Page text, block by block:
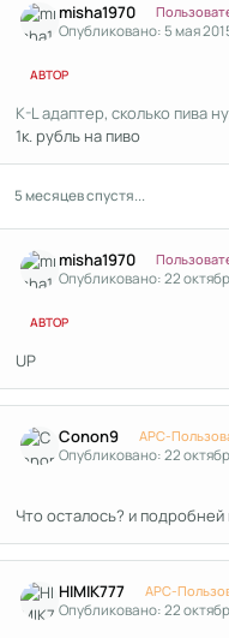
misha1970
Опубликовано:5 мая
АВТОР
K-L адаптер, сколько пива
1к. рубль на пиво
5 месяцев спустя...
misha1970
Опубликовано:22
АВТОР
UP
Conon9 APC-
Опубликовано:22
Что осталось? и
HIMIK777 APC-
Опубликовано:22